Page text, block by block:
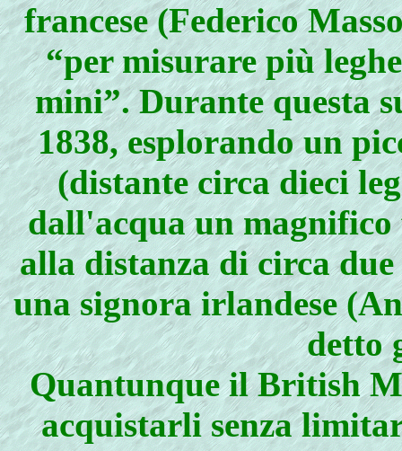
francese (Federico
“per misurare più
mini”. Durante questa
1838, esplorando un
(distante circa dieci
dall'acqua un magnifico
alla distanza di circa
una signora irlandese
detto
Quantunque il British
acquistarli senza